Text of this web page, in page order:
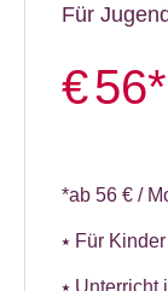
Für
€56*
*ab 56 € /
⭑ Für
⭑ Unterricht